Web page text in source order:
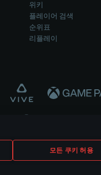
모든 쿠키 허용
위키
플레이어 검색
순위표
리플레이
하지 않습니다..